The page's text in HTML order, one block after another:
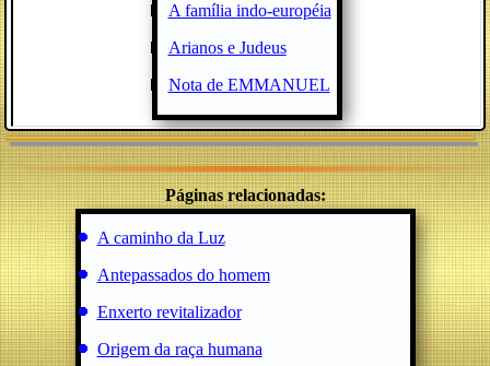
A família indo-européia
Arianos e Judeus
Nota de EMMANUEL
Páginas relacionadas:
A caminho da Luz
Antepassados do homem
Enxerto revitalizador
Origem da raça humana